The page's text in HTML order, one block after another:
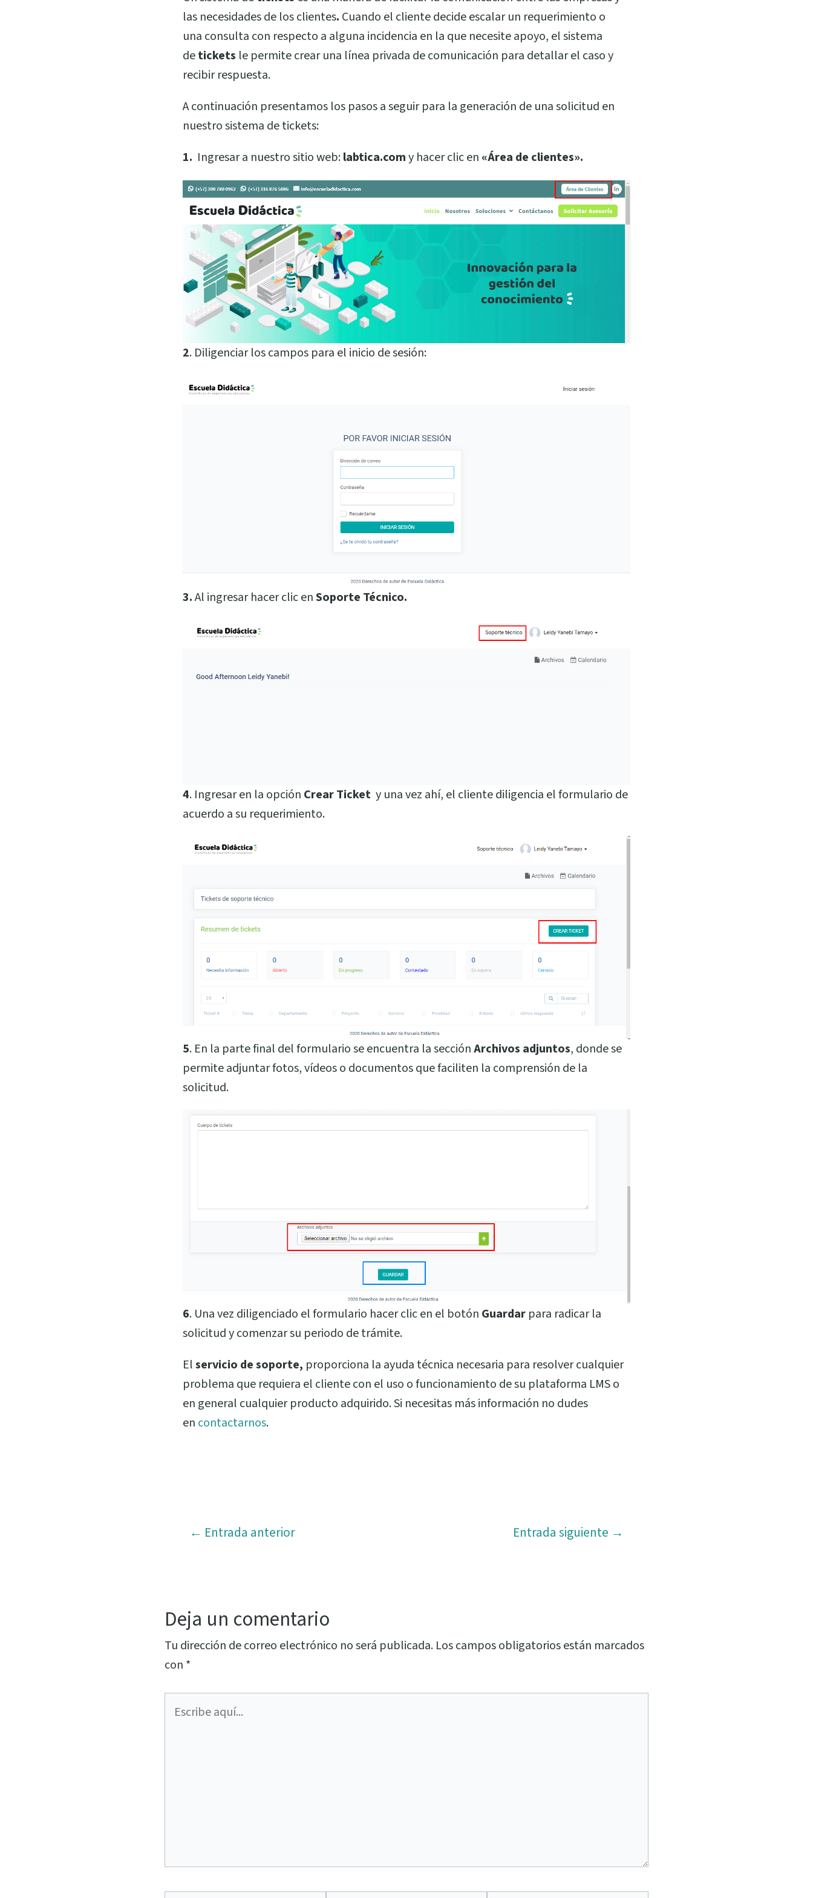
las necesidades de los clientes. Cuando el cliente decide escalar un requerimiento o
una consulta con respecto a alguna incidencia en la que necesite apoyo, el sistema
detickets le permite crear una línea privada de comunicación para detallar el caso y
recibir respuesta.
A continuación presentamos los pasos a seguir para la generación de una solicitud en
nuestro sistema de tickets:
1. Ingresar a nuestro sitio web:labtica.comy hacer clic en «Área de clientes».
2. Diligenciar los campos para el inicio de sesión:
3.Al ingresar hacer clic enSoporte Técnico.
4. Ingresar en la opción Crear Ticket y una vez ahí, el cliente diligencia el formulario de
acuerdo a su requerimiento.
5. En la parte final del formulario se encuentra la secciónArchivos adjuntos, donde se
permite adjuntar fotos, vídeos o documentos que faciliten la comprensión de la
solicitud.
6. Una vez diligenciado el formulario hacer clic en el botón Guardar para radicar la
solicitud y comenzar su periodo de trámite.
Elservicio de soporte, proporciona la ayuda técnica necesaria para resolver cualquier
problema que requiera el cliente con el uso o funcionamiento de su plataforma LMS o
en general cualquier producto adquirido. Si necesitas más información no dudes
en contactarnos.
← Entrada anterior Entrada siguiente →
Deja un comentario
Tu dirección de correo electrónico no será publicada. Los campos obligatorios están marcados
con *
aquí...